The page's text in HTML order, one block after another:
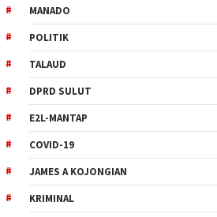
MANADO
POLITIK
TALAUD
DPRD SULUT
E2L-MANTAP
COVID-19
JAMES A KOJONGIAN
KRIMINAL